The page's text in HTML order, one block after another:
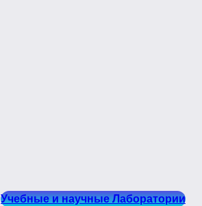
Учебные и научные Лаборатории